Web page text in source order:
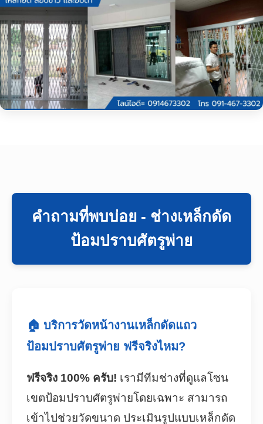
คำถามที่พบบ่อย - ช่างเหล็กดัด
ป้อมปราบศัตรูพ่าย
🏠 บริการวัดหน้างานเหล็กดัดแถว
ป้อมปราบศัตรูพ่าย ฟรีจริงไหม?
ฟรีจริง 100% ครับ! เรามีทีมช่างที่ดูแลโซน
เขตป้อมปราบศัตรูพ่ายโดยเฉพาะ สามารถ
เข้าไปช่วยวัดขนาด ประเมินรูปแบบเหล็กดัด